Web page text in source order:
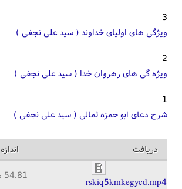
3
ویژگی های اولیای خداوند ( سید علی نجفی )
2
ویژه گی های رهروان خدا ( سید علی نجفی )
1
شرح دعای ابو حمزه ثمالی ( سید علی نجفی )
دریافت اندازه
rskiq5kmkegycd.mp4
54.81 مگابایت